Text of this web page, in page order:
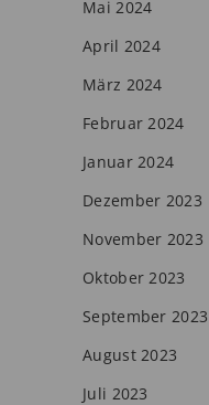
Mai 2024
April 2024
März 2024
Februar 2024
Januar 2024
Dezember 2023
November 2023
Oktober 2023
September 2023
August 2023
Juli 2023